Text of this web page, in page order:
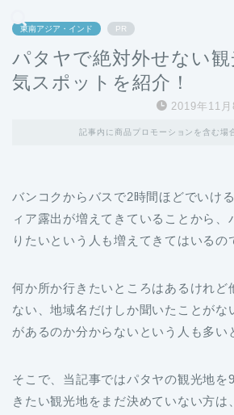
東南アジア・インド PR
パタヤで絶対外せない観
気スポットを紹介！
2019年11月
記事内に商品プロモーションを含む場
バンコクからバスで2時間ほどでいけ
ィア露出が増えてきていることから、
りたいという人も増えてきてはいるの
何か所か行きたいところはあるけれど
ない、地域名だけしか聞いたことがな
があるのか分からないという人も多い
そこで、当記事ではパタヤの観光地を
きたい観光地をまだ決めていない方は